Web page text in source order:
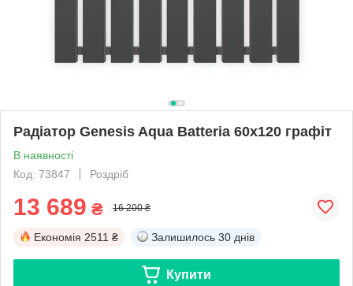
Радіатор Genesis Aqua Batteria 60x120 графіт
В наявності
Код: 73847
Роздріб
13 689 ₴ 16 200 ₴
Економія 2511 ₴ Залишилось 30 днів
Купити